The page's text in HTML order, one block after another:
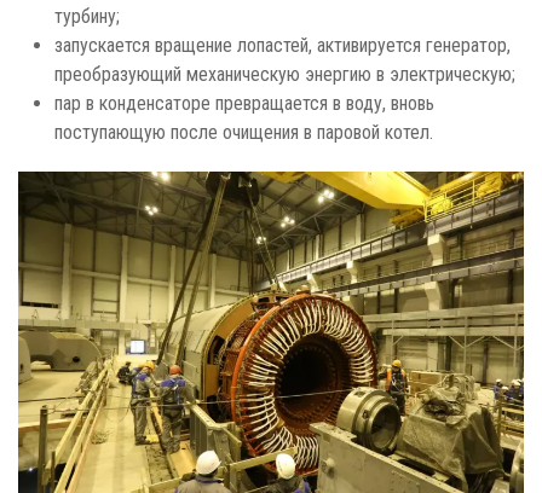
турбину;
запускается вращение лопастей, активируется генератор,
преобразующий механическую энергию в электрическую;
пар в конденсаторе превращается в воду, вновь
поступающую после очищения в паровой котел.